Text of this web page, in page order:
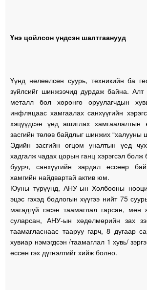
Үнэ цойлсон үндсэн шалтгаанууд
Үүнд нөлөөлсөн суурь, техникийн ба
зүйлсийг шинжээчид дурдаж байна.
металл бол хөрөнгө оруулагчдын
инфляцаас хамгаалах санхүүгийн
хэцүүдсэн үед ашиглах хамгаалалтын
засгийн төлөв байдлыг шинжих “халууны
Эдийн засгийн огцом уналтын үед
хадгалж чадах цорын ганц хэрэгсэл болж
буурч, санхүүгийн зардал өссөөр
хамгийн найдвартай актив юм.
Юуны түрүүнд, АНУ-ын Холбооны
эцэс гэхэд бодлогын хүүгээ нийт 75
магадгүй гэсэн таамаглал гарсан,
суларсан, АНУ-ын хөдөлмөрийн зах
таамагласнаас тааруу гарч, 8 дугаар
хувиар нэмэгдсэн /таамаглал 1 хувь/
өссөн гэх дүгнэлтийг хийж болно.